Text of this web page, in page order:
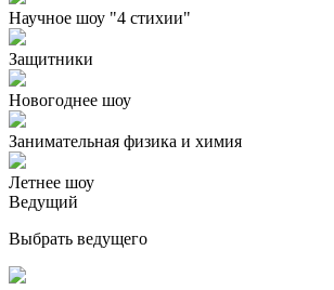
Научное шоу "4 стихии"
Защитники
Новогоднее шоу
Занимательная физика и химия
Летнее шоу
Ведущий
Выбрать ведущего